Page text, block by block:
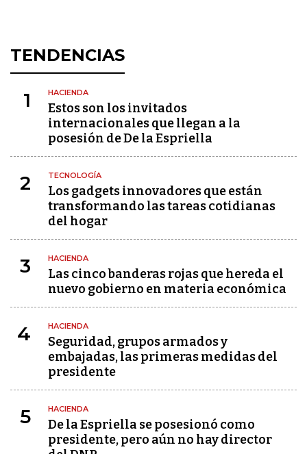
TENDENCIAS
1 HACIENDA
Estos son los invitados
internacionales que llegan a la
posesión de De la Espriella
2 TECNOLOGÍA
Los gadgets innovadores que están
transformando las tareas cotidianas
del hogar
3 HACIENDA
Las cinco banderas rojas que hereda el
nuevo gobierno en materia económica
4 HACIENDA
Seguridad, grupos armados y
embajadas, las primeras medidas del
presidente
5 HACIENDA
De la Espriella se posesionó como
presidente, pero aún no hay director